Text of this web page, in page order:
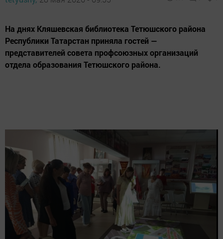
На днях Кляшевская библиотека Тетюшского района
Республики Татарстан приняла гостей —
представителей совета профсоюзных организаций
отдела образования Тетюшского района.